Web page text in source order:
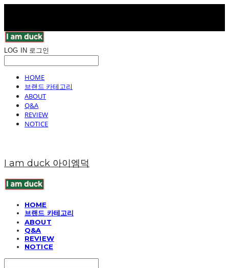
LOG IN 로그인
HOME
브랜드 카테고리
ABOUT
Q&A
REVIEW
NOTICE
I am duck 아이엠덕
HOME
브랜드 카테고리
ABOUT
Q&A
REVIEW
NOTICE